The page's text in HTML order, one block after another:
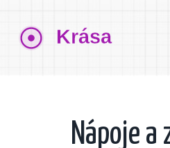
Nápoje a